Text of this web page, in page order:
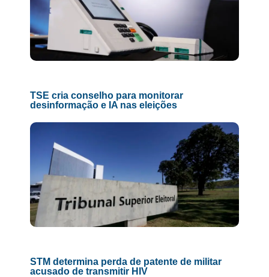
TSE cria conselho para monitorar
desinformação e IA nas eleições
STM determina perda de patente de militar
acusado de transmitir HIV